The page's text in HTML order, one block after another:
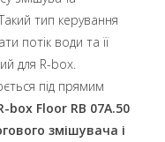
тип керування
потік води та її
для R-box.
під прямим
box Floor RB 07A.50
змішувача і